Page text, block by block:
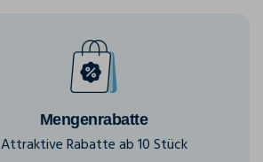
Mengenrabatte
Attraktive Rabatte ab 10 Stück